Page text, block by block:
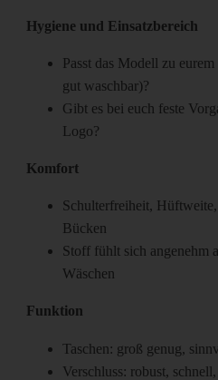
Hygiene und Einsatzbereich
Passt das Modell zu
gut waschbar)?
Gibt es bei euch feste
Logo?
Komfort
Schulterfreiheit,
Bücken
Stoff fühlt sich angenehm
Wäschen
Funktion
Taschen: groß genug,
Verschluss: robust,